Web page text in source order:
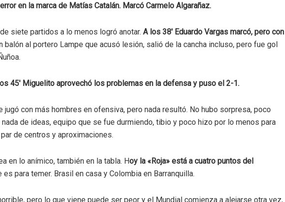
en la marca de Matías Catalán. Marcó Carmelo Algarañaz.
siete partidos a lo menos logró anotar. A los 38′ Eduardo Vargas marcó, pero con
balón al portero Lampe que acusó lesión, salió de la cancha incluso, pero fue gol
45′ Miguelito aprovechó los problemas en la defensa y puso el 2-1.
jugó con más hombres en ofensiva, pero nada resultó. No hubo sorpresa, poco
de ideas, equipo que se fue durmiendo, tibio y poco hizo por lo menos para
de centros y aproximaciones.
en lo anímico, también en la tabla. Hoy la «Roja» está a cuatro puntos del
es para temer. Brasil en casa y Colombia en Barranquilla.
pero lo que viene puede ser peor y el Mundial comienza a alejarse otra vez,